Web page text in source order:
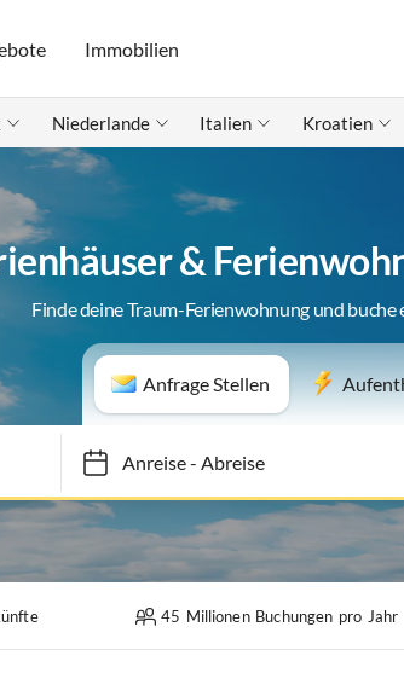
Immobilien
Niederlande Italien Kroatien
&
Finde deine Traum-Ferienwohnung und
Anfrage Stellen
Anreise-Abreise
45 Millionen Buchungen pro Jahr